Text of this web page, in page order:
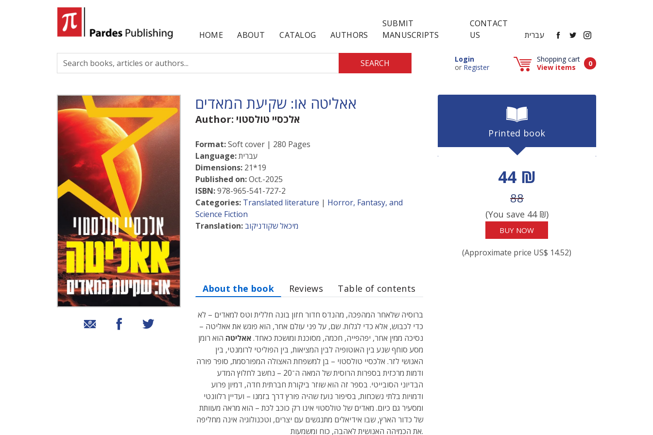
HOME ABOUT CATALOG AUTHORS
SUBMIT
MANUSCRIPTS
CONTACT
US
עברית FACEBOOK
TWITTER
INSTAGRAM
SEARCH LoginPopup window (Can be closed by ESCAPE key)
or RegisterPopup window (Can be closed by ESCAPE key)
Shopping cart
View items
0Items in cart
שיתוף באמצעות אימייל
שיתוף בפייסבוקשיתוף בטוויטר
אאליטה או: שקיעת המאדים
Author: אלכסיי טולסטוי
Format:Soft cover | 280 Pages
Language:עברית
Dimensions: 21*19
Published on:Oct.-2025
ISBN:978-965-541-727-2
Categories: Translated literature | Horror, Fantasy, and
Science Fiction
Translation: מיכאל שקודניקוב
Printed book
Discount price
44 ₪
Price before discount
88
(You save 44₪)
BUY NOW
(Approximate price US$ 14.52)
About the book Reviews Table of contents
ברוסיה שלאחר המהפכה, מהנדס חדור חזון בונה חללית וטס למאדים – לא
כדי לכבוש, אלא כדי לגלות. שם, על פני עולם אחר, הוא פוגש את אאליטה –
נסיכה ממין אחר, יפהפייה, חכמה, מסוכנת ומושכת כאחד.אאליטה הוא רומן
מסע סוחף שנע בין האוטופיה לבין המציאות, בין הפוליטי לרומנטי, בין
האנושי לזר. אלכסיי טולסטוי – בן למשפחת האצולה המפורסמת, סופר פורה
ודמות מרכזית בספרות הרוסית של המאה ה־20 – נחשב לחלוץ המדע
הבדיוני הסובייטי. בספר זה הוא שוזר ביקורת חברתית חדה, דמיון פרוע
ודמויות בלתי נשכחות, בסיפור נועז שהיה פורץ דרך בזמנו – ועדיין רלוונטי
ומסעיר גם כיום. מאדים של טולסטוי אינו רק כוכב לכת – הוא מראה מעוותת
של כדור הארץ, שבו אידיאלים מתנגשים עם יצרים, וטכנולוגיה אינה מחליפה
את הכמיהה האנושית לאהבה, כוח ומשמעות.